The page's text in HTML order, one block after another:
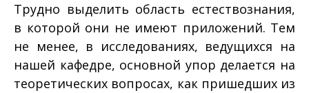
Трудно выделить область естествознания,
в которой они не имеют приложений. Тем
не менее, в исследованиях, ведущихся на
нашей кафедре, основной упор делается на
теоретических вопросах, как пришедших из